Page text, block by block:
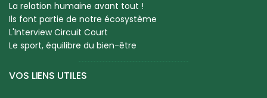
La relation humaine avant tout !
Ils font partie de notre écosystème
L'Interview Circuit Court
Le sport, équilibre du bien-être
VOS LIENS UTILES